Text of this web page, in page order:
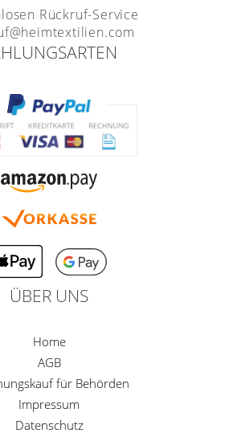
Rückruf-Service
ÜBER UNS
Home
AGB
für Behörden
Impressum
Datenschutz